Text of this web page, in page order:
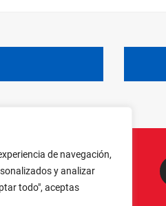
de navegación,
y analizar
todo", aceptas